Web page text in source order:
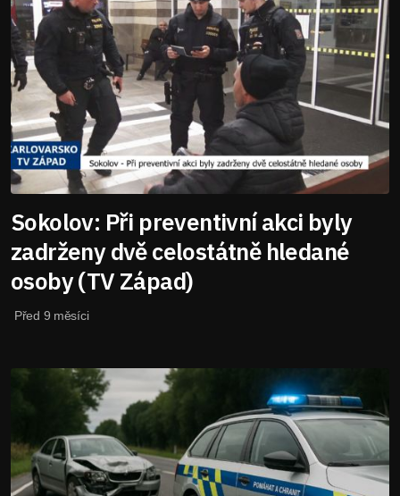
Sokolov: Při preventivní akci byly
zadrženy dvě celostátně hledané
osoby (TV Západ)
Před 9 měsíci